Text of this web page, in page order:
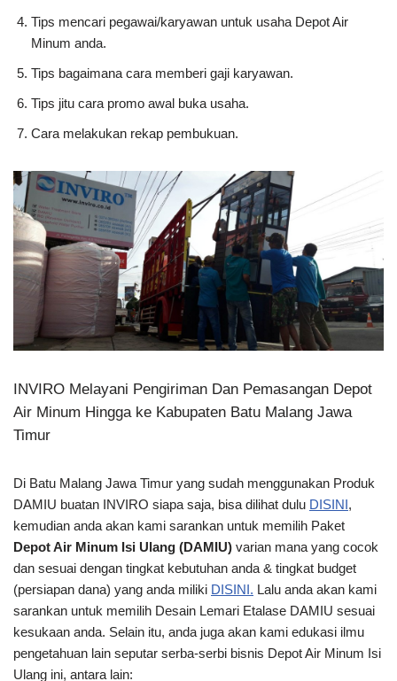
Tips mencari pegawai/karyawan untuk usaha Depot Air
Minum anda.
Tips bagaimana cara memberi gaji karyawan.
Tips jitu cara promo awal buka usaha.
Cara melakukan rekap pembukuan.
INVIRO Melayani Pengiriman Dan Pemasangan Depot
Air Minum Hingga ke Kabupaten Batu Malang Jawa
Timur
Di Batu Malang Jawa Timur yang sudah menggunakan Produk
DAMIU buatan INVIRO siapa saja, bisa dilihat dulu DISINI,
kemudian anda akan kami sarankan untuk memilih Paket
Depot Air Minum Isi Ulang (DAMIU) varian mana yang cocok
dan sesuai dengan tingkat kebutuhan anda & tingkat budget
(persiapan dana) yang anda miliki DISINI. Lalu anda akan kami
sarankan untuk memilih Desain Lemari Etalase DAMIU sesuai
kesukaan anda. Selain itu, anda juga akan kami edukasi ilmu
pengetahuan lain seputar serba-serbi bisnis Depot Air Minum Isi
Ulang ini, antara lain: